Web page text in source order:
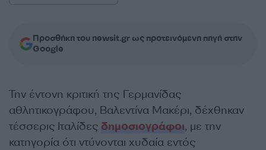
Προσθήκη του newsit.gr ως προτεινόμενη πηγή στην
Google
Την έντονη κριτική της Γερμανίδας
αθλητικογράφου, Βαλεντίνα Μακέρι, δέχθηκαν
τέσσερις Ιταλίδες δημοσιογράφοι, με την
κατηγορία ότι ντύνονται χυδαία εντός